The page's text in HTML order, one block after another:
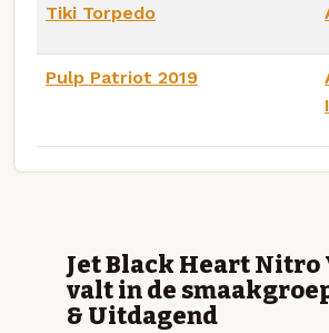
Tiki Torpedo
Pulp Patriot 2019
Jet Black Heart
valt in de
& Uitdagend